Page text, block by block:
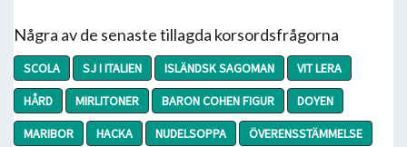
Några av de senaste tillagda korsordsfrågorna
SCOLA SJ I ITALIEN ISLÄNDSK SAGOMAN
VIT LERA
HÅRD
MIRLITONER BARON COHEN FIGUR
DOYEN
MARIBOR
HACKA NUDELSOPPA
ÖVERENSSTÄMMELSE